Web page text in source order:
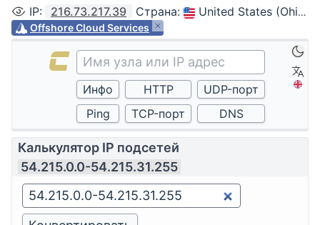
IP: 216.73.217.39 Страна: United States (Ohio, Columbus)
Offshore Cloud Services
Калькулятор IP подсетей
54.215.0.0-54.215.31.255